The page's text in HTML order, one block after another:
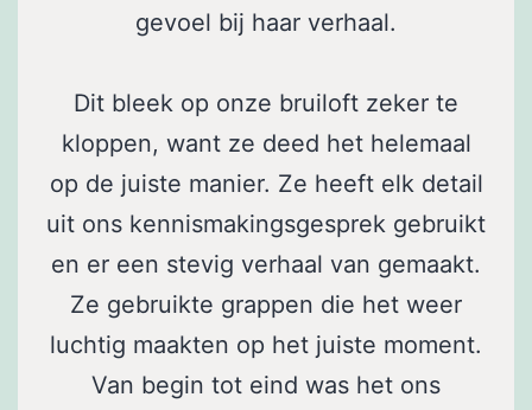
gevoel bij haar verhaal.
Dit bleek op onze bruiloft zeker te
kloppen, want ze deed het helemaal
op de juiste manier. Ze heeft elk detail
uit ons kennismakingsgesprek gebruikt
en er een stevig verhaal van gemaakt.
Ze gebruikte grappen die het weer
luchtig maakten op het juiste moment.
Van begin tot eind was het ons